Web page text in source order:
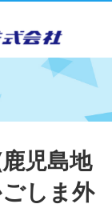
児島地
しま外